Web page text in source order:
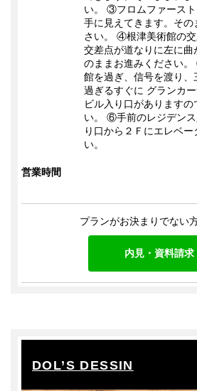
い。 ③フロムファース
手に見えてきます。そ
さい。 ④根津美術館の交
交差点が道なりに左に
のままお進みください
館を過ぎ、信号を渡り
過ぎるすぐに グランカ
ビル入り口があります
い。 ⑥手前のレジデン
り口から２Ｆにエレベ
い。
営業時間
プランがお決まりでない
内見・資料請求
DOL’S DESSIN